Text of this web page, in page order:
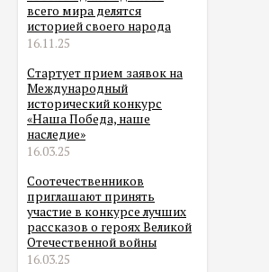
всего мира делятся
историей своего народа
16.11.25
Стартует прием заявок на
Международный
исторический конкурс
«Наша Победа, наше
наследие»
16.03.25
Соотечественников
приглашают принять
участие в конкурсе лучших
рассказов о героях Великой
Отечественной войны
16.03.25